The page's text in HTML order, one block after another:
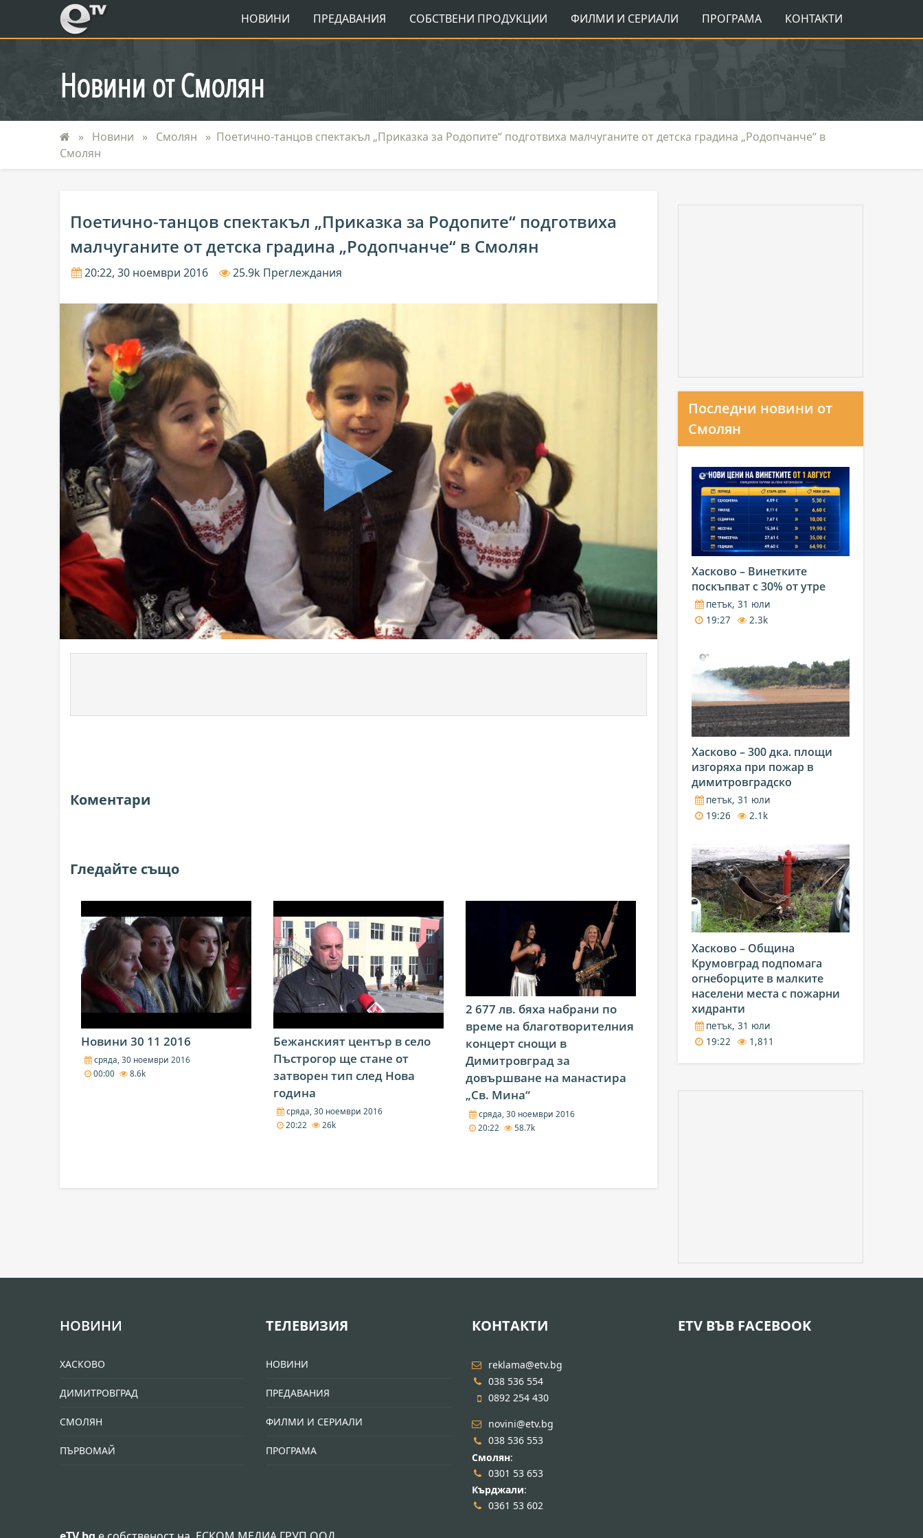
eTV НОВИНИ ПРЕДАВАНИЯ СОБСТВЕНИ ПРОДУКЦИИ ФИЛМИ И СЕРИАЛИ ПРОГРАМА КОНТАКТИ
Новини от Смолян
Новини Смолян
Поетично-танцов спектакъл „Приказка за Родопите“ подготвиха малчуганите от детска градина „Родопчанче“ в
Смолян
Поетично-танцов спектакъл „Приказка за Родопите“ подготвиха
малчуганите от детска градина „Родопчанче“ в Смолян
20:22, 30 ноември 2016 25.9k Преглеждания
Коментари
Гледайте също
Новини 30 11 2016
сряда, 30 ноември 2016
00:00
8.6k
Бежанският център в село
Пъстрогор ще стане от
затворен тип след Нова
година
сряда, 30 ноември 2016
20:22
26k
2 677 лв. бяха набрани по
време на благотворителния
концерт снощи в
Димитровград за
довършване на манастира
„Св. Мина“
сряда, 30 ноември 2016
20:22
58.7k
Последни новини от
Смолян
Хасково – Винетките
поскъпват с 30% от утре
петък, 31 юли
19:27
2.3k
Хасково – 300 дка. площи
изгоряха при пожар в
димитровградско
петък, 31 юли
19:26
2.1k
Хасково – Община
Крумовград подпомага
огнеборците в малките
населени места с пожарни
хидранти
петък, 31 юли
19:22
1,811
НОВИНИ
ХАСКОВО
ДИМИТРОВГРАД
СМОЛЯН
ПЪРВОМАЙ
ТЕЛЕВИЗИЯ
НОВИНИ
ПРЕДАВАНИЯ
ФИЛМИ И СЕРИАЛИ
ПРОГРАМА
КОНТАКТИ
reklama@etv.bg
038 536 554
0892 254 430
novini@etv.bg
038 536 553
Смолян:
0301 53 653
Кърджали:
0361 53 602
ETV ВЪВ FACEBOOK